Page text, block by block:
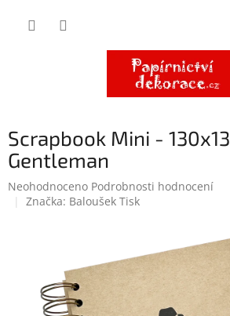
Scrapbook Mini -
Gentleman
Průměrné
hodnocení
hvězdiček.
Neohodnoceno Podrobnosti hodnocení
Značka: Baloušek Tisk